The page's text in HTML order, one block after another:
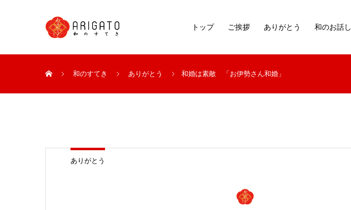
トップ ご挨拶 ありがとう 和のお話し
和のすてき ありがとう 和婚は素敵 「お伊勢さん和婚」
ありがとう